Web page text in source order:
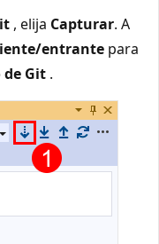
, elija Capturar. A
entrante para
de Git .